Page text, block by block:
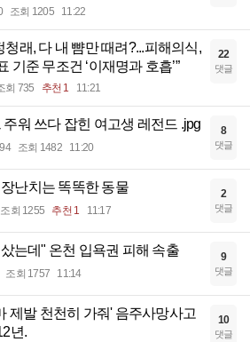
조회 1205 11:22
청래, 다 내 뺨만 때려?...피해의식,
기준 무조건 ‘이재명과 호흡’”
회 735 추천 1 11:21
22
댓글
주워 쓰다 잡힌 여고생 레전드 .jpg
조회 1482 11:20
8
댓글
난치는 똑똑한 동물
조회 1255 추천 1 11:17
2
댓글
는데" 온천 입욕권 피해 속출
조회 1757 11:14
9
댓글
제발 천천히 가줘' 음주사망사고
년.
10
댓글